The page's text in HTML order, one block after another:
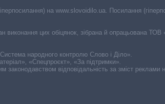
на www.slovoidilo.ua. Посилання
виконання цих обіцянок, зібрана й опрацьована ТОВ
народного контролю Слово і Діло».
«Спецпроєкт», «За підтримки».
законодавством відповідальність за зміст реклами